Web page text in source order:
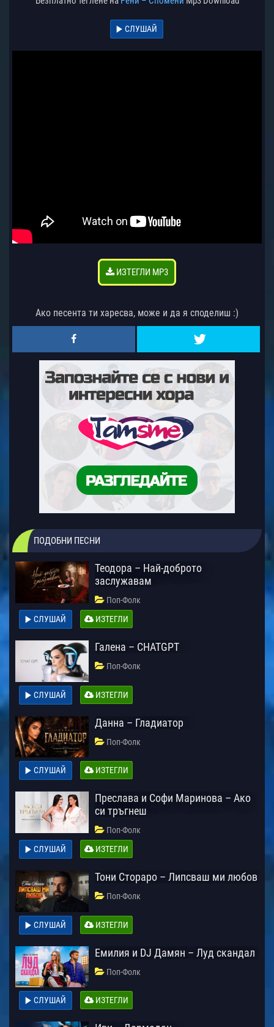
СЛУШАЙ
ИЗТЕГЛИ MP3
Ако песента ти харесва, може и да я споделиш :)
ПОДОБНИ ПЕСНИ
Теодора – Най-доброто
заслужавам
Поп-Фолк
СЛУШАЙ
ИЗТЕГЛИ
Галена – CHATGPT
Поп-Фолк
СЛУШАЙ ИЗТЕГЛИ
Данна – Гладиатор
Поп-Фолк
СЛУШАЙ ИЗТЕГЛИ
Преслава и Софи Маринова – Ако
си тръгнеш
Поп-Фолк
СЛУШАЙ
ИЗТЕГЛИ
Тони Стораро – Липсваш ми любов
Поп-Фолк
СЛУШАЙ ИЗТЕГЛИ
Емилия и DJ Дамян – Луд скандал
Поп-Фолк
СЛУШАЙ ИЗТЕГЛИ